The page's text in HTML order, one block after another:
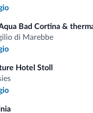
Bad Cortina &
di Marebbe
Hotel Stoll